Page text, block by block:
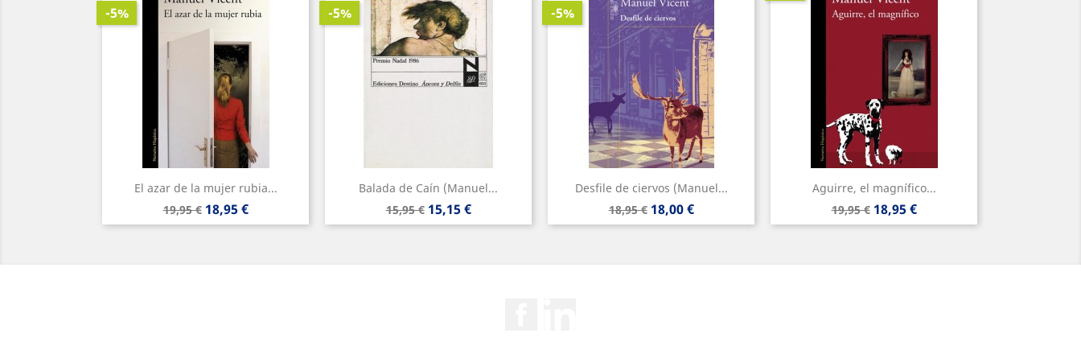
El azar de la mujer rubia...
Precio
base
19,95 €
-5%
Precio
18,95 €
Balada de Caín (Manuel...
Precio
base
15,95 €
-5%
Precio
15,15 €
Desfile de ciervos (Manuel...
Precio
base
18,95 €
-5%
Precio
18,00 €
Aguirre, el magnífico...
Precio
base
19,95 € Precio
18,95 €